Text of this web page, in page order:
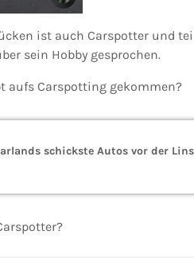
ist auch Carspotter und
sein Hobby gesprochen.
aufs Carspotting gekommen?
schickste Autos vor der